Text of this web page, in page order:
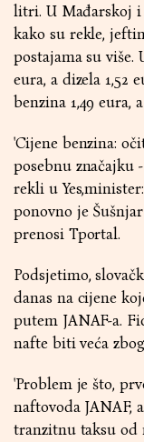
litri. U Mađarskoj i
kako su rekle,
postajama su više.
eura, a dizela 1,52
benzina 1,49 eura,
'Cijene benzina:
posebnu značajku
rekli u
ponovno je
prenosi Tportal.
Podsjetimo,
danas na cijene
putem JANAF-a.
nafte biti veća
'Problem je što,
naftovoda JANAF,
tranzitnu taksu od